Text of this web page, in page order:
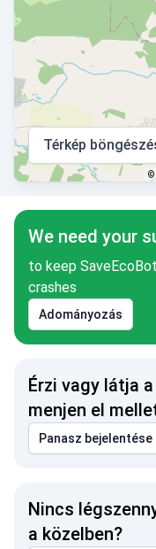
Térkép
©
We need your
to keep
crashes
Adományozás
Érzi vagy látja
menjen el
Panasz bejelentése
Nincs
a közelben?